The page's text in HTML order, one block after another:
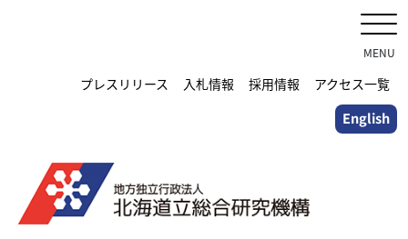
プレスリリース 入札情報 採用情報 アクセス一覧
English
MENU